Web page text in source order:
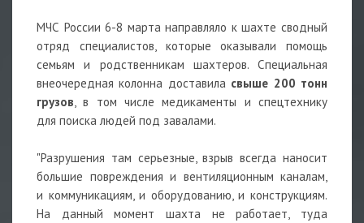
МЧС России 6-8 марта направляло к шахте сводный
отряд специалистов, которые оказывали помощь
семьям и родственникам шахтеров. Специальная
внеочередная колонна доставила свыше 200 тонн
грузов , в том числе медикаменты и спецтехнику
для поиска людей под завалами.
"Разрушения там серьезные, взрыв всегда наносит
большие повреждения и вентиляционным каналам,
и коммуникациям, и оборудованию, и конструкциям.
На данный момент шахта не работает, туда